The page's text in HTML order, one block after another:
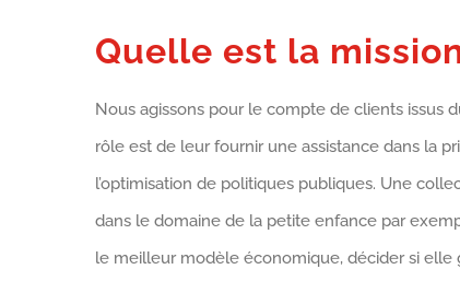
Quelle est la
Nous agissons pour le compte de clients issus
rôle est de leur fournir une assistance dans la
l’optimisation de politiques publiques. Une
dans le domaine de la petite enfance par
le meilleur modèle économique, décider si elle